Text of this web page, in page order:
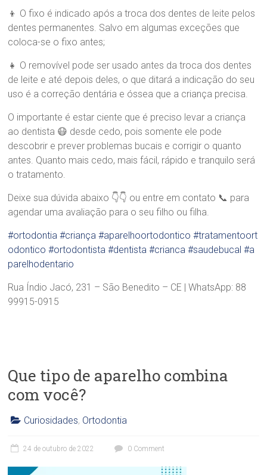
d
r
a
r
a
n
d
ã
👦 O fixo é indicado após a troca dos dentes de leite pelos
dentes permanentes. Salvo em algumas exceções que
coloca-se o fixo antes;
👧 O removível pode ser usado antes da troca dos dentes
de leite e até depois deles, o que ditará a indicação do seu
uso é a correção dentária e óssea que a criança precisa.
O importante é estar ciente que é preciso levar a criança
ao dentista 😷 desde cedo, pois somente ele pode
descobrir e prever problemas bucais e corrigir o quanto
antes. Quanto mais cedo, mais fácil, rápido e tranquilo será
o tratamento.
Deixe sua dúvida abaixo 👇👇 ou entre em contato 📞 para
agendar uma avaliação para o seu filho ou filha.
#ortodontia #criança #aparelhoortodontico #tratamentoort
odontico #ortodontista #dentista #crianca #saudebucal #a
parelhodentario
Rua Índio Jacó, 231 – São Benedito – CE | WhatsApp: 88
99915-0915
Que tipo de aparelho combina
com você?
n
Curiosidades, Ortodontia
24 de outubro de 2022 0 Comment